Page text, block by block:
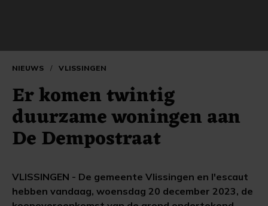
NIEUWS / VLISSINGEN
Er komen twintig
duurzame woningen aan
De Dempostraat
VLISSINGEN - De gemeente Vlissingen en l'escaut
hebben vandaag, woensdag 20 december 2023, de